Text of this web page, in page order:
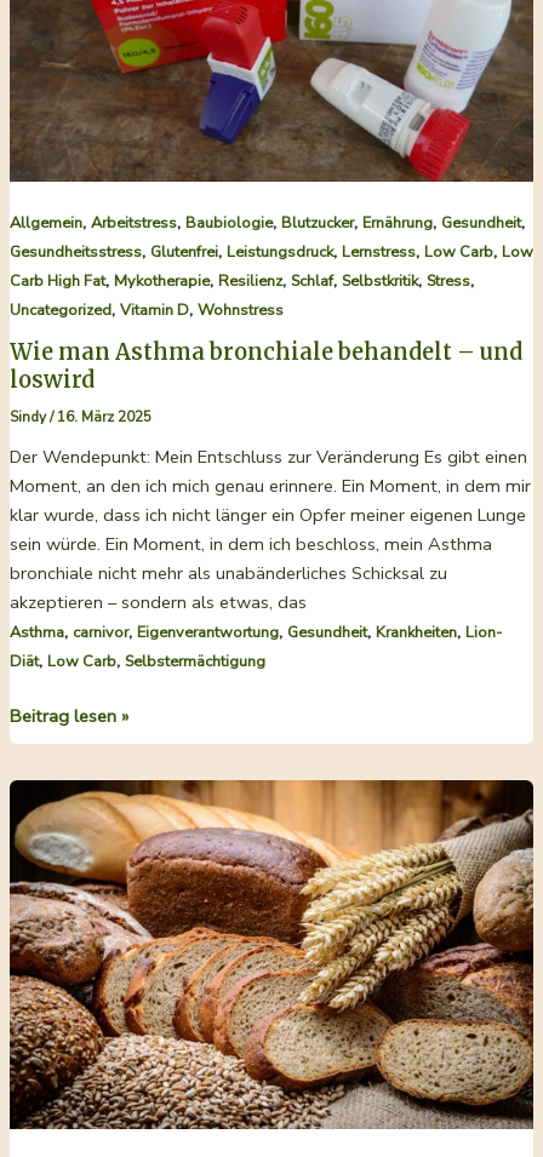
Eigentherapie
Allgemein, Arbeitstress, Baubiologie, Blutzucker, Ernährung, Gesundheit,
Gesundheitsstress, Glutenfrei, Leistungsdruck, Lernstress, Low Carb, Low
Carb High Fat, Mykotherapie, Resilienz, Schlaf, Selbstkritik, Stress,
Uncategorized, Vitamin D, Wohnstress
Wie man Asthma bronchiale behandelt – und
loswird
Sindy/16. März 2025
Der Wendepunkt: Mein Entschluss zur Veränderung Es gibt einen
Moment, an den ich mich genau erinnere. Ein Moment, in dem mir
klar wurde, dass ich nicht länger ein Opfer meiner eigenen Lunge
sein würde. Ein Moment, in dem ich beschloss, mein Asthma
bronchiale nicht mehr als unabänderliches Schicksal zu
akzeptieren – sondern als etwas, das
Asthma, carnivor, Eigenverantwortung, Gesundheit, Krankheiten, Lion-
Diät, Low Carb, Selbstermächtigung
Wie
man
bronchiale
behandelt
und
loswird
Beitrag lesen »